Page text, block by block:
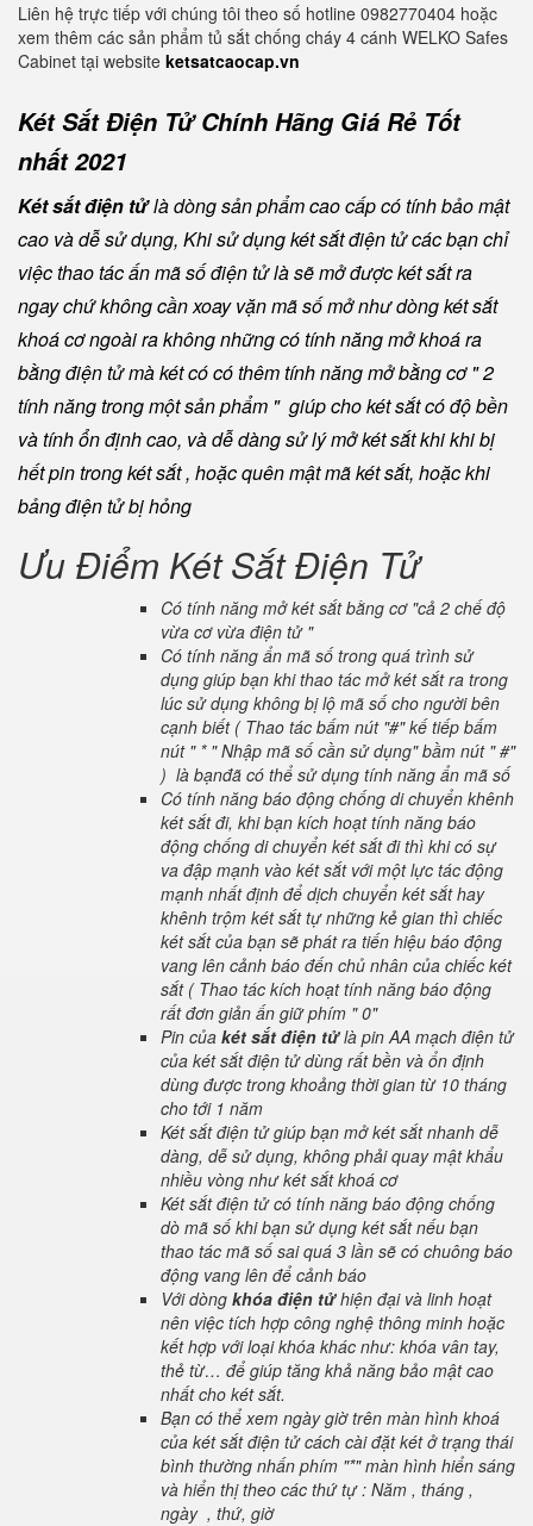
Liên hệ trực tiếp với chúng tôi theo số hotline 0982770404 hoặc
xem thêm các sản phẩm tủ sắt chống cháy 4 cánh WELKO Safes
Cabinet tại website ketsatcaocap.vn
Két Sắt Điện Tử Chính Hãng Giá Rẻ Tốt
nhất 2021
Két sắt điện tửlà dòng sản phẩm cao cấp có tính bảo mật
cao và dễ sử dụng, Khi sử dụng két sắt điện tử các bạn chỉ
việc thao tác ấn mã số điện tử là sẽ mở được két sắt ra
ngay chứ không cần xoay vặn mã số mở như dòng két sắt
khoá cơ ngoài ra không những có tính năng mở khoá ra
bằng điện tử mà két có có thêm tính năng mở bằng cơ " 2
tính năng trong một sản phẩm " giúp cho két sắt có độ bền
và tính ổn định cao, và dễ dàng sử lý mở két sắt khi khi bị
hết pin trong két sắt , hoặc quên mật mã két sắt, hoặc khi
bảng điện tử bị hỏng
Ưu Điểm Két Sắt Điện Tử
Có tính năng mở két sắt bằng cơ "cả 2 chế độ
vừa cơ vừa điện tử "
Có tính năng ẩn mã số trong quá trình sử
dụng giúp bạn khi thao tác mở két sắt ra trong
lúc sử dụng không bị lộ mã số cho người bên
cạnh biết ( Thao tác bấm nút "#" kế tiếp bấm
nút " * " Nhập mã số cần sử dụng" bầm nút " #"
) là bạnđã có thể sử dụng tính năng ẩn mã số
Có tính năng báo động chống di chuyển khênh
két sắt đi, khi bạn kích hoạt tính năng báo
động chống di chuyển két sắt đi thì khi có sự
va đập mạnh vào két sắt với một lực tác động
mạnh nhất định để dịch chuyển két sắt hay
khênh trộm két sắt tự những kẻ gian thì chiếc
két sắt của bạn sẽ phát ra tiến hiệu báo động
vang lên cảnh báo đến chủ nhân của chiếc két
sắt ( Thao tác kích hoạt tính năng báo động
rất đơn giản ấn giữ phím " 0"
Pin của két sắt điện tửlà pin AA mạch điện tử
của két sắt điện tử dùng rất bền và ổn định
dùng được trong khoảng thời gian từ 10 tháng
cho tới 1 năm
Két sắt điện tử giúp bạn mở két sắt nhanh dễ
dàng, dễ sử dụng, không phải quay mật khẩu
nhiều vòng như két sắt khoá cơ
Két sắt điện tử có tính năng báo động chống
dò mã số khi bạn sử dụng két sắt nếu bạn
thao tác mã số sai quá 3 lần sẽ có chuông báo
động vang lên để cảnh báo
Với dòng khóa điện tửhiện đại và linh hoạt
nên việc tích hợp công nghệ thông minh hoặc
kết hợp với loại khóa khác như: khóa vân tay,
thẻ từ… để giúp tăng khả năng bảo mật cao
nhất cho két sắt.
Bạn có thể xem ngày giờ trên màn hình khoá
của két sắt điện tử cách cài đặt két ở trạng thái
bình thường nhấn phím "*" màn hình hiển sáng
và hiển thị theo các thứ tự : Năm , tháng ,
ngày , thứ, giờ